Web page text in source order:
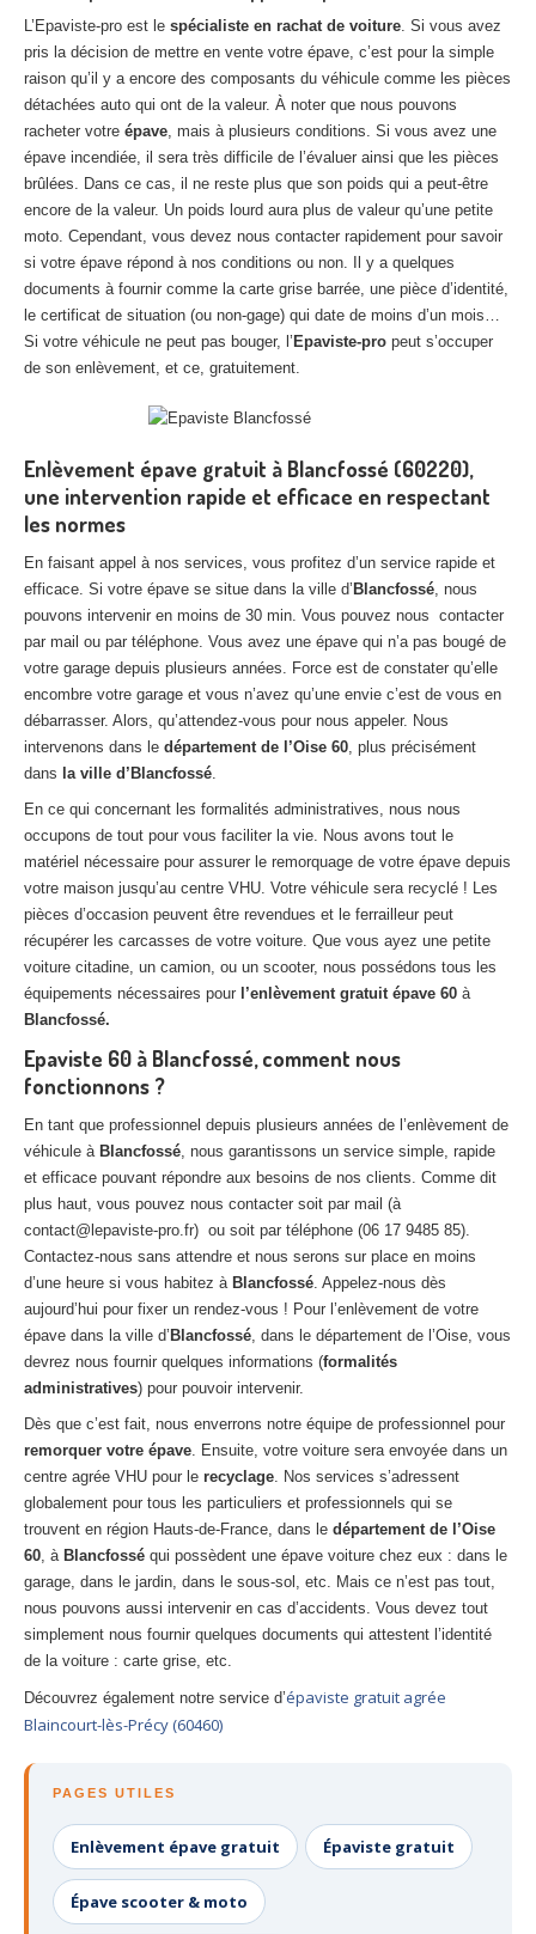
L’Epaviste-pro est le spécialiste en rachat de voiture. Si vous avez
pris la décision de mettre en vente votre épave, c’est pour la simple
raison qu’il y a encore des composants du véhicule comme les pièces
détachées auto qui ont de la valeur. À noter que nous pouvons
racheter votre épave, mais à plusieurs conditions. Si vous avez une
épave incendiée, il sera très difficile de l’évaluer ainsi que les pièces
brûlées. Dans ce cas, il ne reste plus que son poids qui a peut-être
encore de la valeur. Un poids lourd aura plus de valeur qu’une petite
moto. Cependant, vous devez nous contacter rapidement pour savoir
si votre épave répond à nos conditions ou non. Il y a quelques
documents à fournir comme la carte grise barrée, une pièce d’identité,
le certificat de situation (ou non-gage) qui date de moins d’un mois…
Si votre véhicule ne peut pas bouger, l’ Epaviste-pro peut s’occuper
de son enlèvement, et ce, gratuitement.
Enlèvement épave gratuit à Blancfossé (60220),
une intervention rapide et efficace en respectant
les normes
En faisant appel à nos services, vous profitez d’un service rapide et
efficace. Si votre épave se situe dans la ville d’ Blancfossé, nous
pouvons intervenir en moins de 30 min. Vous pouvez nous contacter
par mail ou par téléphone. Vous avez une épave qui n’a pas bougé de
votre garage depuis plusieurs années. Force est de constater qu’elle
encombre votre garage et vous n’avez qu’une envie c’est de vous en
débarrasser. Alors, qu’attendez-vous pour nous appeler. Nous
intervenons dans le département de l’Oise 60, plus précisément
dans la ville d’Blancfossé.
En ce qui concernant les formalités administratives, nous nous
occupons de tout pour vous faciliter la vie. Nous avons tout le
matériel nécessaire pour assurer le remorquage de votre épave depuis
votre maison jusqu’au centre VHU. Votre véhicule sera recyclé ! Les
pièces d’occasion peuvent être revendues et le ferrailleur peut
récupérer les carcasses de votre voiture. Que vous ayez une petite
voiture citadine, un camion, ou un scooter, nous possédons tous les
équipements nécessaires pour l’enlèvement gratuit épave 60 à
Blancfossé.
Epaviste 60 à Blancfossé, comment nous
fonctionnons ?
En tant que professionnel depuis plusieurs années de l’enlèvement de
véhicule à Blancfossé, nous garantissons un service simple, rapide
et efficace pouvant répondre aux besoins de nos clients. Comme dit
plus haut, vous pouvez nous contacter soit par mail (à
contact@lepaviste-pro.fr) ou soit par téléphone (06 17 9485 85).
Contactez-nous sans attendre et nous serons sur place en moins
d’une heure si vous habitez à Blancfossé. Appelez-nous dès
aujourd’hui pour fixer un rendez-vous ! Pour l’enlèvement de votre
épave dans la ville d’ Blancfossé, dans le département de l’Oise, vous
devrez nous fournir quelques informations (formalités
administratives) pour pouvoir intervenir.
Dès que c’est fait, nous enverrons notre équipe de professionnel pour
remorquer votre épave. Ensuite, votre voiture sera envoyée dans un
centre agrée VHU pour le recyclage. Nos services s’adressent
globalement pour tous les particuliers et professionnels qui se
trouvent en région Hauts-de-France, dans le département de l’Oise
60, à Blancfossé qui possèdent une épave voiture chez eux : dans le
garage, dans le jardin, dans le sous-sol, etc. Mais ce n’est pas tout,
nous pouvons aussi intervenir en cas d’accidents. Vous devez tout
simplement nous fournir quelques documents qui attestent l’identité
de la voiture : carte grise, etc.
Découvrez également notre service d’épaviste gratuit agrée
Blaincourt-lès-Précy (60460)
PAGES UTILES
Enlèvement épave gratuit Épaviste gratuit
Épave scooter & moto